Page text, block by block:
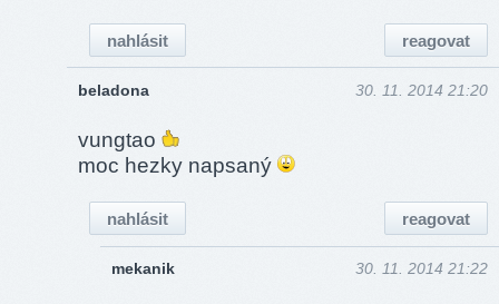
reagovat
nahlásit
beladona 30. 11. 2014 21:20
vungtao
moc hezky napsaný
reagovat
nahlásit
mekanik 30. 11. 2014 21:22